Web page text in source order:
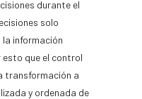
durante el
solo
la información
que el control
transformación a
y ordenada de